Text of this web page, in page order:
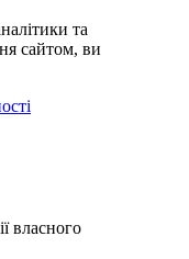
та
сайтом, ви
власного